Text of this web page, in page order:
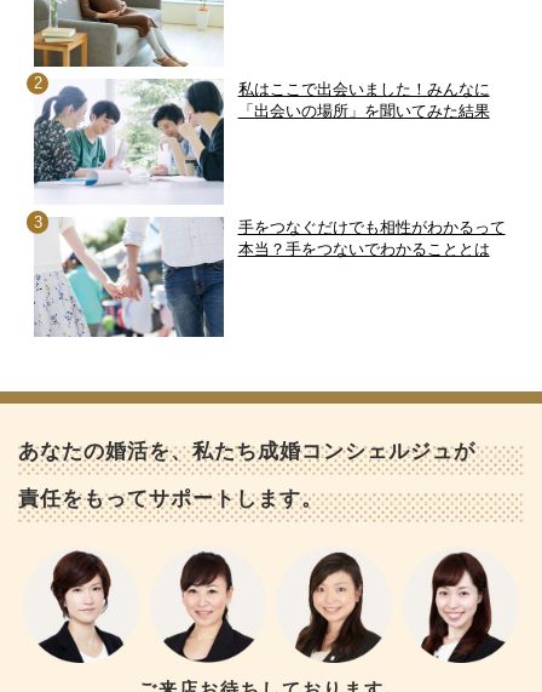
私はここで出会いました！みんなに
「出会いの場所」を聞いてみた結果
手をつなぐだけでも相性がわかるって
本当？手をつないでわかることとは
あなたの婚活を、私たち成婚コンシェルジュが
責任をもってサポートします。